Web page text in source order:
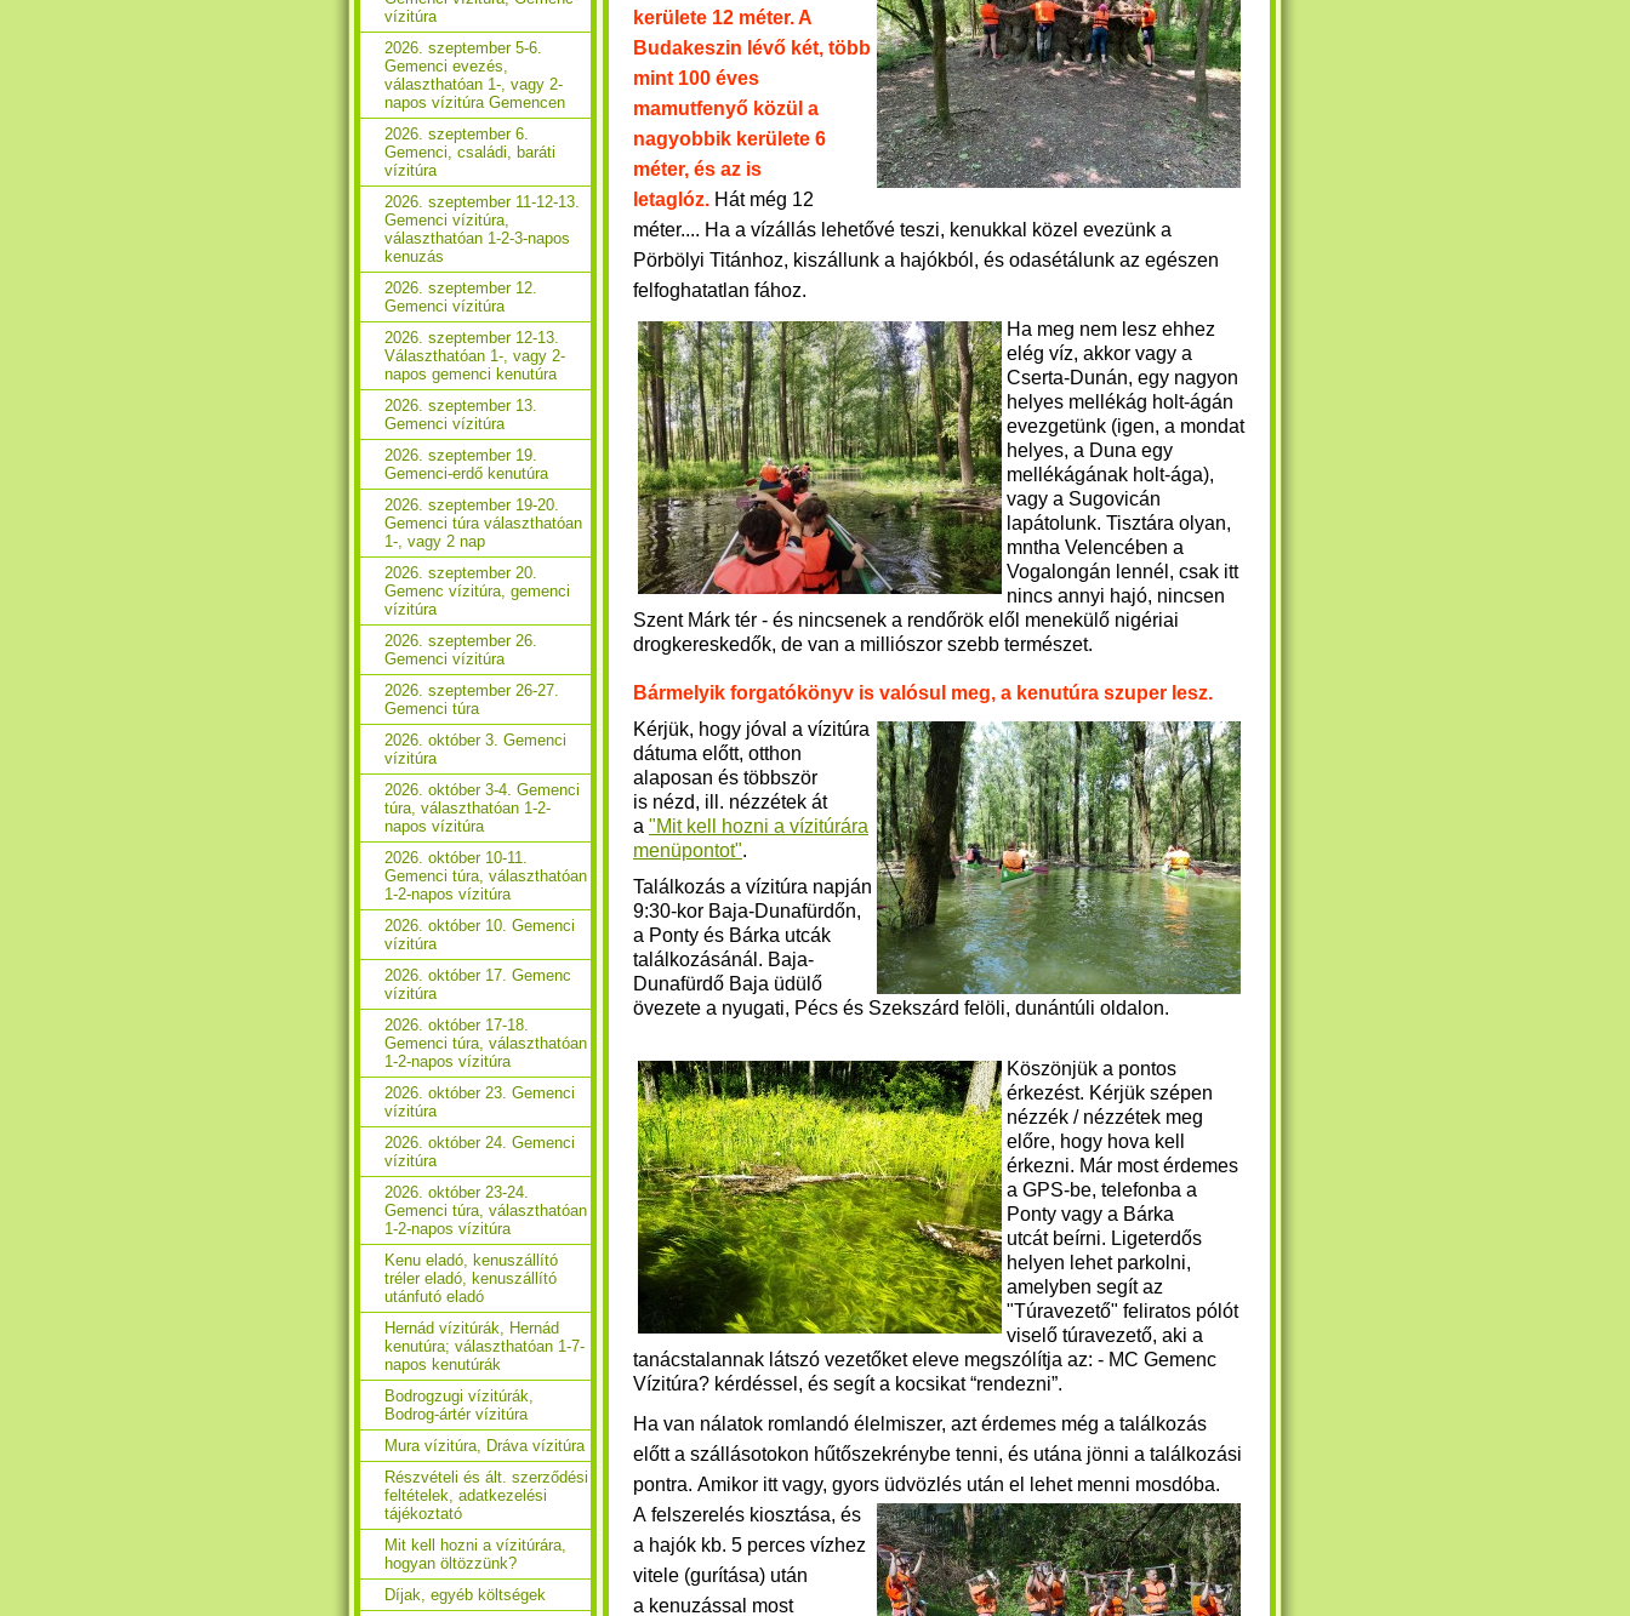
kerülete 12 méter. A
Budakeszin lévő két, több
mint 100 éves
mamutfenyő közül a
nagyobbik kerülete 6
méter, és az is
letaglóz. Hát még 12
méter.... Ha a vízállás lehetővé teszi, kenukkal közel evezünk a
Pörbölyi Titánhoz, kiszállunk a hajókból, és odasétálunk az egészen
felfoghatatlan fához.
Ha meg nem lesz ehhez
elég víz, akkor vagy a
Cserta-Dunán, egy nagyon
helyes mellékág holt-ágán
evezgetünk (igen, a mondat
helyes, a Duna egy
mellékágának holt-ága),
vagy a Sugovicán
lapátolunk. Tisztára olyan,
mntha Velencében a
Vogalongán lennél, csak itt
nincs annyi hajó, nincsen
Szent Márk tér - és nincsenek a rendőrök elől menekülő nigériai
drogkereskedők, de van a milliószor szebb természet.
Bármelyik forgatókönyv is valósul meg, a kenutúra szuper lesz.
Kérjük, hogy jóval a vízitúra
dátuma előtt, otthon
alaposan és többször
is nézd, ill. nézzétek át
a "Mit kell hozni a vízitúrára
menüpontot".
Találkozás a vízitúra napján
9:30-kor Baja-Dunafürdőn,
a Ponty és Bárka utcák
találkozásánál. Baja-
Dunafürdő Baja üdülő
övezete a nyugati, Pécs és Szekszárd felöli, dunántúli oldalon.
Köszönjük a pontos
érkezést. Kérjük szépen
nézzék / nézzétek meg
előre, hogy hova kell
érkezni. Már most érdemes
a GPS-be, telefonba a
Ponty vagy a Bárka
utcát beírni. Ligeterdős
helyen lehet parkolni,
amelyben segít az
"Túravezető" feliratos pólót
viselő túravezető, aki a
tanácstalannak látszó vezetőket eleve megszólítja az: - MC Gemenc
Vízitúra? kérdéssel, és segít a kocsikat “rendezni”.
Ha van nálatok romlandó élelmiszer, azt érdemes még a találkozás
előtt a szállásotokon hűtőszekrénybe tenni, és utána jönni a találkozási
pontra. Amikor itt vagy, gyors üdvözlés után el lehet menni mosdóba.
A felszerelés kiosztása, és
a hajók kb. 5 perces vízhez
vitele (gurítása) után
a kenuzással most
vízitúra
2026. szeptember 5-6.
Gemenci evezés,
választhatóan 1-, vagy 2-
napos vízitúra Gemencen
2026. szeptember 6.
Gemenci, családi, baráti
vízitúra
2026. szeptember 11-12-13.
Gemenci vízitúra,
választhatóan 1-2-3-napos
kenuzás
2026. szeptember 12.
Gemenci vízitúra
2026. szeptember 12-13.
Választhatóan 1-, vagy 2-
napos gemenci kenutúra
2026. szeptember 13.
Gemenci vízitúra
2026. szeptember 19.
Gemenci-erdő kenutúra
2026. szeptember 19-20.
Gemenci túra választhatóan
1-, vagy 2 nap
2026. szeptember 20.
Gemenc vízitúra, gemenci
vízitúra
2026. szeptember 26.
Gemenci vízitúra
2026. szeptember 26-27.
Gemenci túra
2026. október 3. Gemenci
vízitúra
2026. október 3-4. Gemenci
túra, választhatóan 1-2-
napos vízitúra
2026. október 10-11.
Gemenci túra, választhatóan
1-2-napos vízitúra
2026. október 10. Gemenci
vízitúra
2026. október 17. Gemenc
vízitúra
2026. október 17-18.
Gemenci túra, választhatóan
1-2-napos vízitúra
2026. október 23. Gemenci
vízitúra
2026. október 24. Gemenci
vízitúra
2026. október 23-24.
Gemenci túra, választhatóan
1-2-napos vízitúra
Kenu eladó, kenuszállító
tréler eladó, kenuszállító
utánfutó eladó
Hernád vízitúrák, Hernád
kenutúra; választhatóan 1-7-
napos kenutúrák
Bodrogzugi vízitúrák,
Bodrog-ártér vízitúra
Mura vízitúra, Dráva vízitúra
Részvételi és ált. szerződési
feltételek, adatkezelési
tájékoztató
Mit kell hozni a vízitúrára,
hogyan öltözzünk?
Díjak, egyéb költségek